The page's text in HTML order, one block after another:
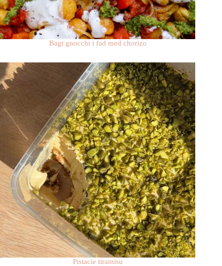
Bagt gnocchi i fad med chorizo
Pistacie tiramisu